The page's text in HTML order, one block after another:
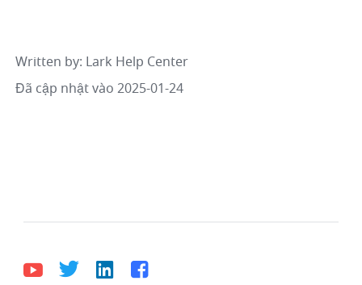
Written by: Lark Help Center
Đã cập nhật vào 2025-01-24